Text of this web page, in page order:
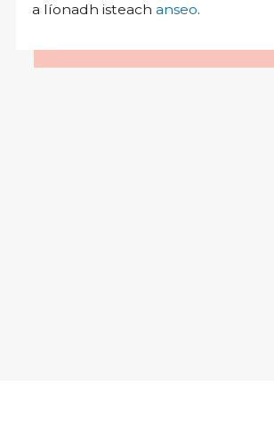
a líonadh isteach anseo.